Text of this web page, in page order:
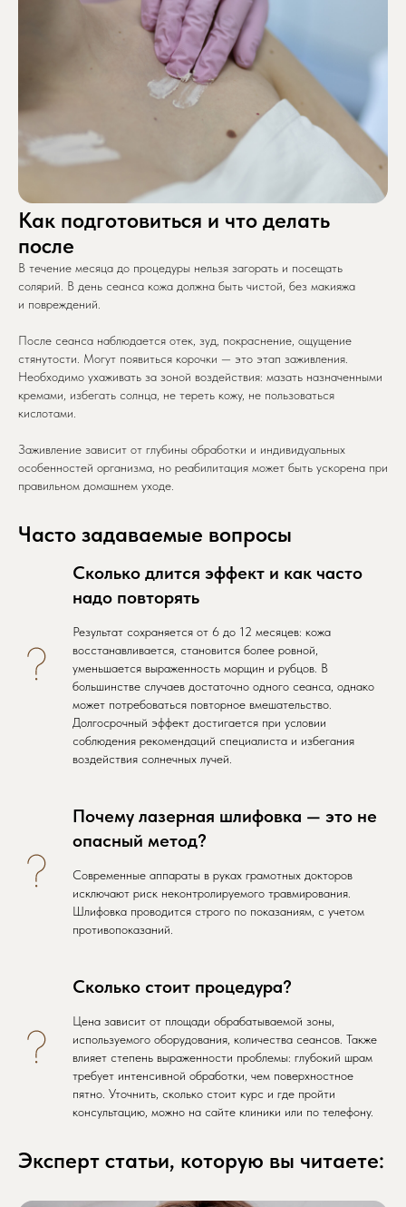
Как подготовиться и что делать
после
В течение месяца до процедуры нельзя загорать и посещать
солярий. В день сеанса кожа должна быть чистой, без макияжа
и повреждений.
После сеанса наблюдается отек, зуд, покраснение, ощущение
стянутости. Могут появиться корочки — это этап заживления.
Необходимо ухаживать за зоной воздействия: мазать назначенными
кремами, избегать солнца, не тереть кожу, не пользоваться
кислотами.
Заживление зависит от глубины обработки и индивидуальных
особенностей организма, но реабилитация может быть ускорена при
правильном домашнем уходе.
Часто задаваемые вопросы
Сколько длится эффект и как часто
надо повторять
Результат сохраняется от 6 до 12 месяцев: кожа
восстанавливается, становится более ровной,
уменьшается выраженность морщин и рубцов. В
большинстве случаев достаточно одного сеанса, однако
может потребоваться повторное вмешательство.
Долгосрочный эффект достигается при условии
соблюдения рекомендаций специалиста и избегания
воздействия солнечных лучей.
Почему лазерная шлифовка — это не
опасный метод?
Современные аппараты в руках грамотных докторов
исключают риск неконтролируемого травмирования.
Шлифовка проводится строго по показаниям, с учетом
противопоказаний.
Сколько стоит процедура?
Цена зависит от площади обрабатываемой зоны,
используемого оборудования, количества сеансов. Также
влияет степень выраженности проблемы: глубокий шрам
требует интенсивной обработки, чем поверхностное
пятно. Уточнить, сколько стоит курс и где пройти
консультацию, можно на сайте клиники или по телефону.
Эксперт статьи, которую вы читаете: